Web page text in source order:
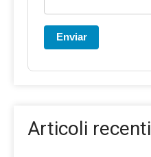
Enviar
Articoli recenti